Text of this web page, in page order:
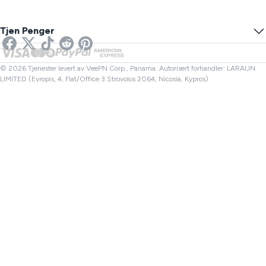
VPN for strømming
Netflix VPN
Online SMS
Lenkesjekker
Filkontroller
UK VPN
Canada VPN
Tyrkia VPN
Tjen Penger
Partnere
© 2026 Tjenester levert av VeePN Corp., Panama. Autorisert forhandler: LARAUN
LIMITED (Evropis, 4, Flat/Office 3 Strovolos 2064, Nicosia, Kypros)